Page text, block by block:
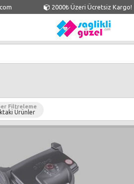
2000₺ Üzeri Ücretsiz Kargo!
Filtreleme
Ürünler